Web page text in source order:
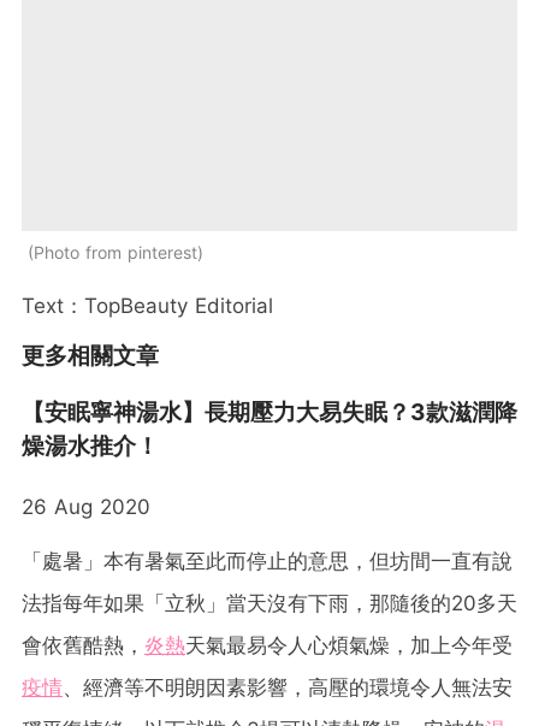
Photo from pinterest
Text：TopBeauty Editorial
更多相關文章
【安眠寧神湯水】長期壓力大易失眠？3款滋潤降
燥湯水推介！
26 Aug 2020
「處暑」本有暑氣至此而停止的意思，但坊間一直有說
法指每年如果「立秋」當天沒有下雨，那隨後的20多天
會依舊酷熱， 炎熱天氣最易令人心煩氣燥，加上今年受
疫情、經濟等不明朗因素影響，高壓的環境令人無法安